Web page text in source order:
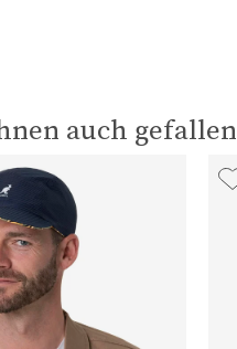
auch gefallen